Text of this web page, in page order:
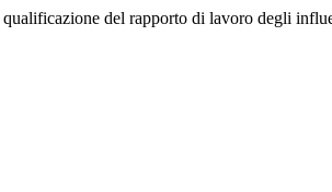
del rapporto di lavoro degli